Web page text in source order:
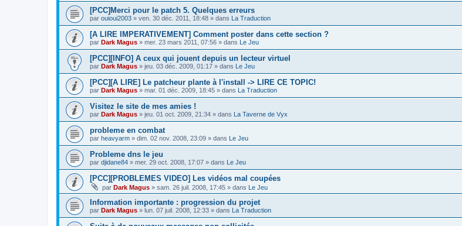
[PCC]Merci pour le patch 5. Quelques erreurs
par ouioui2003 » ven. 30 déc. 2011, 18:48 » dans La Traduction
[A LIRE IMPERATIVEMENT] Comment poster dans cette section ?
par Dark Magus » mer. 23 mars 2011, 07:56 » dans Le Jeu
[PCC][INFO] A ceux qui jouent depuis un lecteur virtuel
par Dark Magus » jeu. 03 déc. 2009, 01:17 » dans Le Jeu
[PCC][A LIRE] Le patcheur plante à l'install -> LIRE CE TOPIC!
par Dark Magus » mar. 01 déc. 2009, 18:45 » dans La Traduction
Visitez le site de mes amies !
par Dark Magus » jeu. 01 oct. 2009, 21:34 » dans La Taverne de Vyx
probleme en combat
par heavyarm » dim. 02 nov. 2008, 23:09 » dans Le Jeu
Probleme dns le jeu
par djidane84 » mer. 29 oct. 2008, 17:07 » dans Le Jeu
[PCC][PROBLEMES VIDEO] Les vidéos mal coupées
par Dark Magus » sam. 26 juil. 2008, 17:45 » dans Le Jeu
Information importante : progression du projet
par Dark Magus » lun. 07 juil. 2008, 12:33 » dans La Traduction